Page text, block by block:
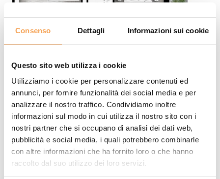
Consenso Dettagli Informazioni sui cookie
Questo sito web utilizza i cookie
Utilizziamo i cookie per personalizzare contenuti ed
annunci, per fornire funzionalità dei social media e per
analizzare il nostro traffico. Condividiamo inoltre
informazioni sul modo in cui utilizza il nostro sito con i
nostri partner che si occupano di analisi dei dati web,
pubblicità e social media, i quali potrebbero combinarle
con altre informazioni che ha fornito loro o che hanno
raccolto dal suo utilizzo dei loro servizi.
Caratteristiche & Dotazioni
66 mq
Max 5 adulti
3 ambienti separati
Camera con letto matrimoniale 180X200
Seconda Camera con letto singolo 120X200
Living room con divano letto matrimoniale 160X190
2 sale da bagno con ampia doccia walk-in
Ampio balcone